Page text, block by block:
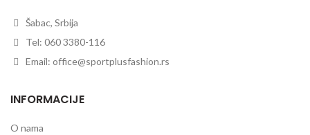
Šabac, Srbija
Tel: 060 3380-116
Email: office@sportplusfashion.rs
INFORMACIJE
O nama